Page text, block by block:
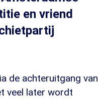
en vriend
de achteruitgang van
veel later wordt